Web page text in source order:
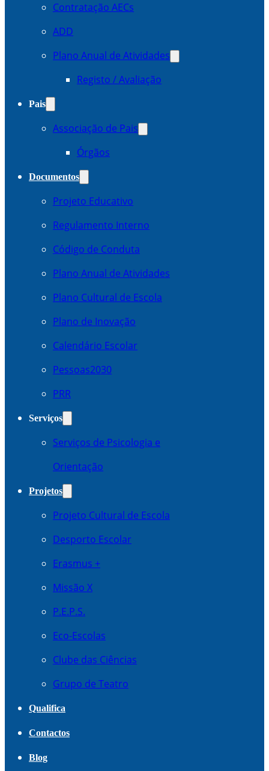
Contratação AECs
ADD
Plano Anual de Atividades
Registo / Avaliação
Pais
Associação de Pais
Órgãos
Documentos
Projeto Educativo
Regulamento Interno
Código de Conduta
Plano Anual de Atividades
Plano Cultural de Escola
Plano de Inovação
Calendário Escolar
Pessoas2030
PRR
Serviços
Serviços de Psicologia e
Orientação
Projetos
Projeto Cultural de Escola
Desporto Escolar
Erasmus +
Missão X
P.E.P.S.
Eco-Escolas
Clube das Ciências
Grupo de Teatro
Qualifica
Contactos
Blog